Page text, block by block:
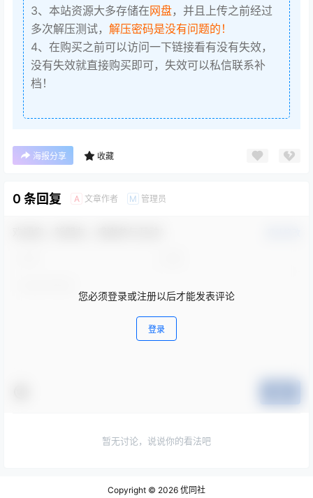
3、本站资源大多存储在网盘，并且上传之前经过
多次解压测试， 解压密码是没有问题的！
4、在购买之前可以访问一下链接看有没有失效，
没有失效就直接购买即可，失效可以私信联系补
档！
海报分享 收藏
0 条回复 A 文章作者 M 管理员
您必须登录或注册以后才能发表评论
登录
暂无讨论，说说你的看法吧
Copyright © 2026 优同社